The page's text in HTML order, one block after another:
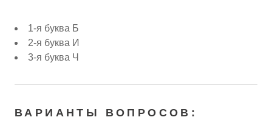
1-я буква Б
2-я буква И
3-я буква Ч
ВАРИАНТЫ ВОПРОСОВ: